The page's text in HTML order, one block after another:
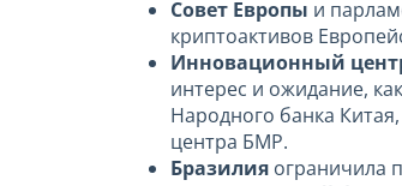
Совет Европы и
криптоактивов
Инновационный
интерес и ожидание,
Народного банка
центра БМР.
Бразилия ограничила